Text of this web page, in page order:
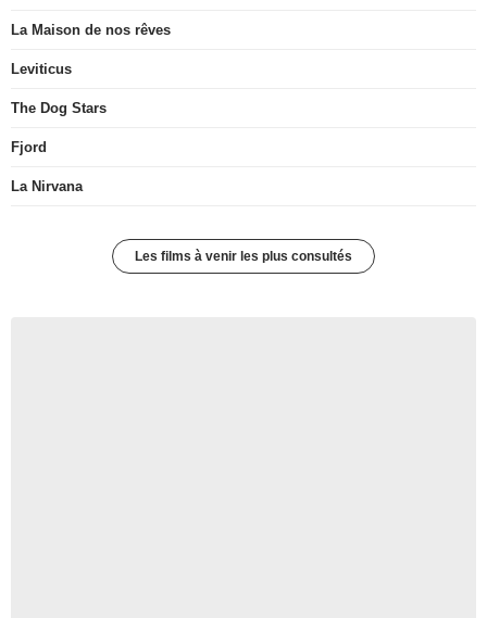
La Maison de nos rêves
Leviticus
The Dog Stars
Fjord
La Nirvana
Les films à venir les plus consultés